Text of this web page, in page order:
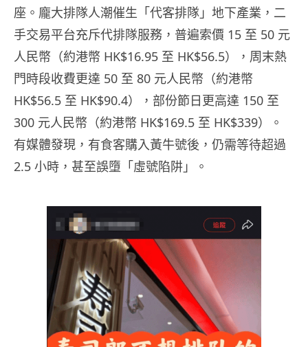
座。龐大排隊人潮催生「代客排隊」地下產業，二
手交易平台充斥代排隊服務，普遍索價 15 至 50 元
人民幣（約港幣 HK$16.95 至 HK$56.5），周末熱
門時段收費更達 50 至 80 元人民幣（約港幣
HK$56.5 至 HK$90.4），部份節日更高達 150 至
300 元人民幣（約港幣 HK$169.5 至 HK$339）。
有媒體發現，有食客購入黃牛號後，仍需等待超過
2.5 小時，甚至誤墮「虛號陷阱」。